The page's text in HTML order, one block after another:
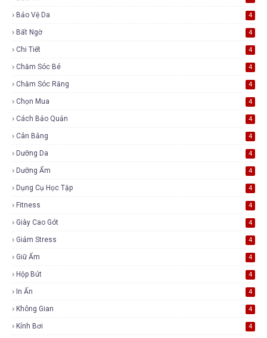
Bảo Vệ Da 4
Bất Ngờ 4
Chi Tiết 4
Chăm Sóc Bé 4
Chăm Sóc Răng 4
Chọn Mua 4
Cách Bảo Quản 4
Cân Bằng 4
Dưỡng Da 4
Dưỡng Ẩm 4
Dụng Cụ Học Tập 4
Fitness 4
Giày Cao Gót 4
Giảm Stress 4
Giữ Ấm 4
Hộp Bút 4
In Ấn 4
Không Gian 4
Kính Bơi 4